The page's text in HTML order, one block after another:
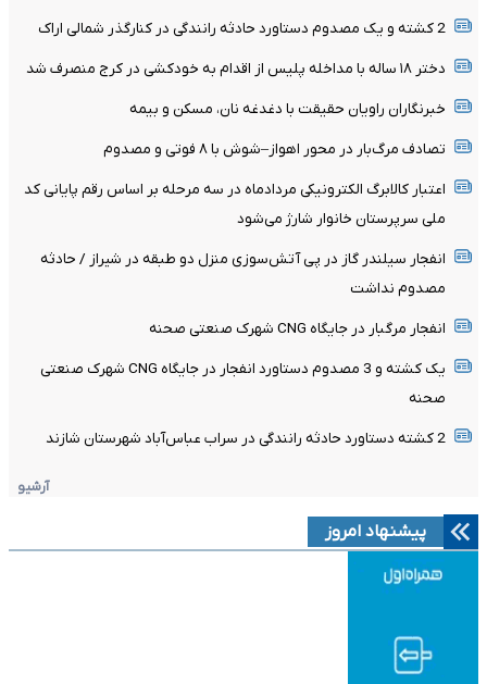
2 کشته و یک مصدوم دستاورد حادثه رانندگی در کنارگذر شمالی اراک
دختر ۱۸ ساله با مداخله پلیس از اقدام به خودکشی در کرج منصرف شد
خبرنگاران راویان حقیقت با دغدغه نان، مسکن و بیمه
تصادف مرگ‌بار در محور اهواز–شوش با ۸ فوتی و مصدوم
اعتبار کالابرگ الکترونیکی مردادماه در سه مرحله بر اساس رقم پایانی کد
ملی سرپرستان خانوار شارژ می‌شود
انفجار سیلندر گاز در پی آتش‌سوزی منزل دو طبقه در شیراز / حادثه
مصدوم نداشت
انفجار مرگبار در جایگاه CNG شهرک صنعتی صحنه
یک کشته و 3 مصدوم دستاورد انفجار در جایگاه CNG شهرک صنعتی
صحنه
2 کشته دستاورد حادثه رانندگی در سراب عباس‌آباد شهرستان شازند
آرشیو
پیشنهاد امروز